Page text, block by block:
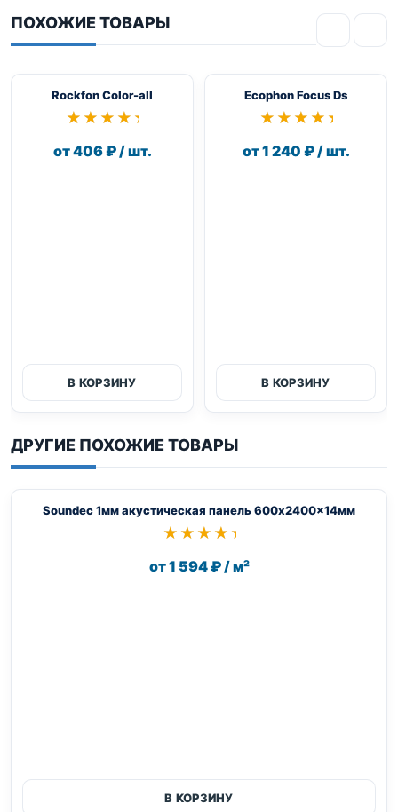
ПОХОЖИЕ ТОВАРЫ
Rockfon Color-all
★★★★★
★★★★★
от 406 ₽ / шт.
В КОРЗИНУ
Ecophon Focus Ds
★★★★★
★★★★★
от 1 240 ₽ / шт.
В КОРЗИНУ
ДРУГИЕ ПОХОЖИЕ ТОВАРЫ
Soundec 1мм акустическая панель 600x2400x14мм
★★★★★
★★★★★
от 1 594 ₽ / м²
В КОРЗИНУ